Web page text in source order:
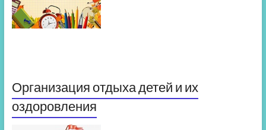
Организация отдыха детей и их
оздоровления